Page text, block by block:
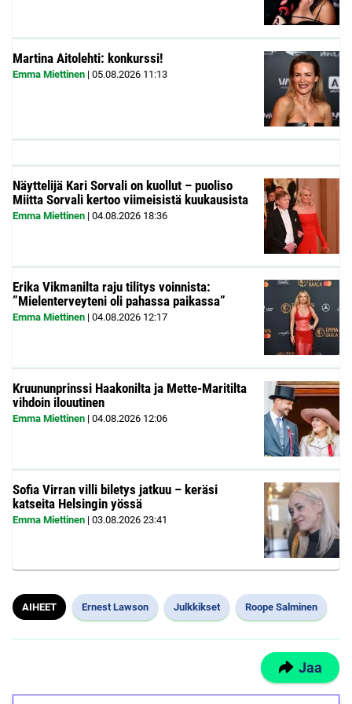
Martina Aitolehti: konkurssi!
Emma Miettinen | 05.08.2026 11:13
Näyttelijä Kari Sorvali on kuollut – puoliso
Miitta Sorvali kertoo viimeisistä kuukausista
Emma Miettinen | 04.08.2026 18:36
Erika Vikmanilta raju tilitys voinnista:
”Mielenterveyteni oli pahassa paikassa”
Emma Miettinen | 04.08.2026 12:17
Kruununprinssi Haakonilta ja Mette-Maritilta
vihdoin ilouutinen
Emma Miettinen | 04.08.2026 12:06
Sofia Virran villi biletys jatkuu – keräsi
katseita Helsingin yössä
Emma Miettinen | 03.08.2026 23:41
AIHEET Ernest Lawson Julkkikset Roope Salminen
Jaa